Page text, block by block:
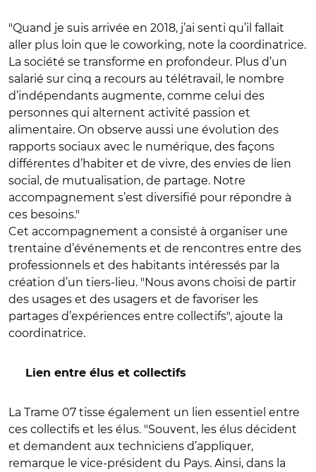
"Quand je suis arrivée en 2018, j’ai senti qu’il fallait
aller plus loin que le coworking, note la coordinatrice.
La société se transforme en profondeur. Plus d’un
salarié sur cinq a recours au télétravail, le nombre
d’indépendants augmente, comme celui des
personnes qui alternent activité passion et
alimentaire. On observe aussi une évolution des
rapports sociaux avec le numérique, des façons
différentes d’habiter et de vivre, des envies de lien
social, de mutualisation, de partage. Notre
accompagnement s’est diversifié pour répondre à
ces besoins."
Cet accompagnement a consisté à organiser une
trentaine d’événements et de rencontres entre des
professionnels et des habitants intéressés par la
création d’un tiers-lieu. "Nous avons choisi de partir
des usages et des usagers et de favoriser les
partages d’expériences entre collectifs", ajoute la
coordinatrice.
Lien entre élus et collectifs
La Trame 07 tisse également un lien essentiel entre
ces collectifs et les élus. "Souvent, les élus décident
et demandent aux techniciens d’appliquer,
remarque le vice-président du Pays. Ainsi, dans la